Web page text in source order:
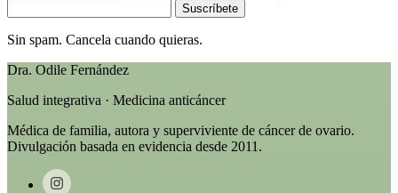
Suscríbete
Sin spam. Cancela cuando quieras.
Dra. Odile Fernández
Salud integrativa · Medicina anticáncer
Médica de familia, autora y superviviente de cáncer de ovario.
Divulgación basada en evidencia desde 2011.